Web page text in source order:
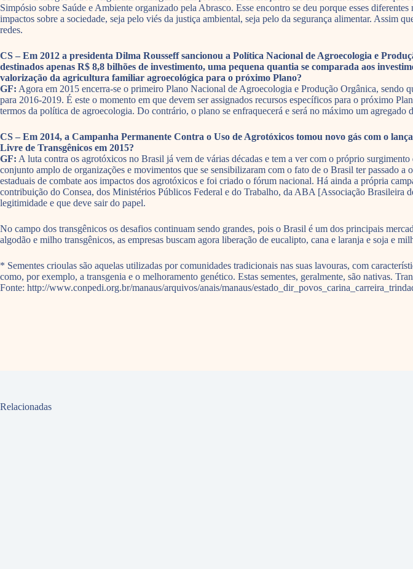
Simpósio sobre Saúde e Ambiente organizado pela Abrasco. Esse encontro se deu porque esses
impactos sobre a sociedade, seja pelo viés da justiça ambiental, seja pelo da segurança alimentar. Assim
redes.
CS – Em 2012 a presidenta Dilma Rousseff sancionou a Política Nacional de Agroecologia e
destinados apenas R$ 8,8 bilhões de investimento, uma pequena quantia se comparada aos
valorização da agricultura familiar agroecológica para o próximo Plano?
GF: Agora em 2015 encerra-se o primeiro Plano Nacional de Agroecologia e Produção Orgânica,
para 2016-2019. É este o momento em que devem ser assignados recursos específicos para o próximo
termos da política de agroecologia. Do contrário, o plano se enfraquecerá e será no máximo um
CS – Em 2014, a Campanha Permanente Contra o Uso de Agrotóxicos tomou novo gás com o
Livre de Transgênicos em 2015?
GF: A luta contra os agrotóxicos no Brasil já vem de várias décadas e tem a ver com o próprio
conjunto amplo de organizações e movimentos que se sensibilizaram com o fato de o Brasil ter passado
estaduais de combate aos impactos dos agrotóxicos e foi criado o fórum nacional. Há ainda a própria
contribuição do Consea, dos Ministérios Públicos Federal e do Trabalho, da ABA [Associação Brasileira
legitimidade e que deve sair do papel.
No campo dos transgênicos os desafios continuam sendo grandes, pois o Brasil é um dos principais
algodão e milho transgênicos, as empresas buscam agora liberação de eucalipto, cana e laranja e soja e
* Sementes crioulas são aquelas utilizadas por comunidades tradicionais nas suas lavouras, com
como, por exemplo, a transgenia e o melhoramento genético. Estas sementes, geralmente, são nativas.
Fonte: http://www.conpedi.org.br/manaus/arquivos/anais/manaus/
Relacionadas